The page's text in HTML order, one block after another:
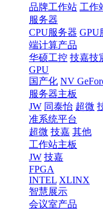
品牌工作站 工作
服务器
CPU服务器 GPU
端计算产品
华硕工控 技嘉技
GPU
国产化 NV
服务器主板
JW 同泰怡 超微
准系统平台
超微 技嘉 其他
工作站主板
JW 技嘉
FPGA
INTEL XLINX
智慧展示
会议室产品